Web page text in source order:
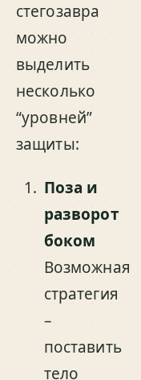
стегозавра
можно
выделить
несколько
“уровней”
защиты:
Поза и
разворот
боком
Возможная
стратегия
–
поставить
тело